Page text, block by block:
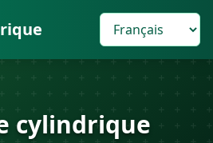
cylindrique